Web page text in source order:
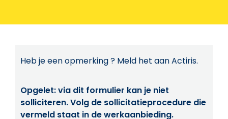
Heb je een opmerking ? Meld het aan Actiris.
Opgelet: via dit formulier kan je niet
solliciteren. Volg de sollicitatieprocedure die
vermeld staat in de werkaanbieding.